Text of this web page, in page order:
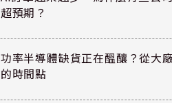
超預期？
功率半導體缺貨正在醞釀？從大
的時間點